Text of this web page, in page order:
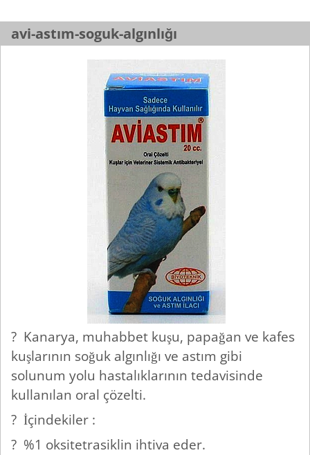
avi-astım-soguk-algınlığı
? Kanarya, muhabbet kuşu, papağan ve kafes
kuşlarının soğuk algınlığı ve astım gibi
solunum yolu hastalıklarının tedavisinde
kullanılan oral çözelti.
? İçindekiler :
? %1 oksitetrasiklin ihtiva eder.